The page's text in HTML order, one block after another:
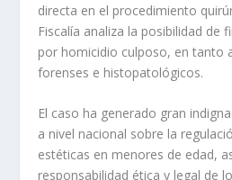
directa en el procedimiento
Fiscalía analiza la posibilidad de
por homicidio culposo, en tanto
forenses e histopatológicos.
El caso ha generado gran
a nivel nacional sobre la
estéticas en menores de edad,
responsabilidad ética y legal de